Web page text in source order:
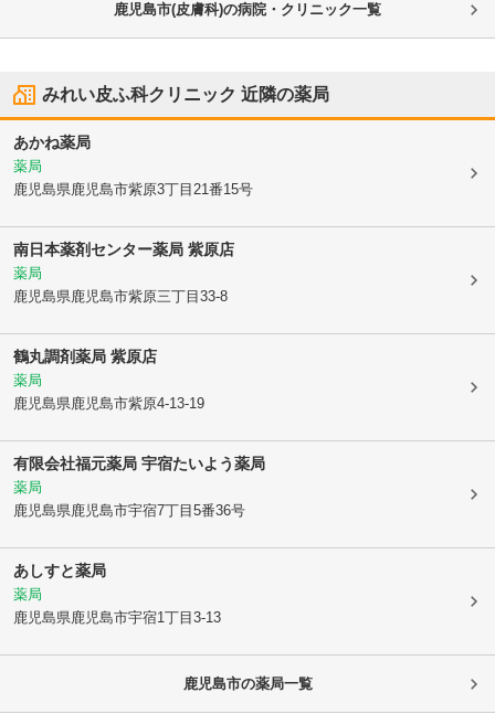
鹿児島市(皮膚科)の病院・クリニック一覧
みれい皮ふ科クリニック 近隣の薬局
あかね薬局
薬局
鹿児島県鹿児島市紫原3丁目21番15号
南日本薬剤センター薬局 紫原店
薬局
鹿児島県鹿児島市紫原三丁目33-8
鶴丸調剤薬局 紫原店
薬局
鹿児島県鹿児島市紫原4-13-19
有限会社福元薬局 宇宿たいよう薬局
薬局
鹿児島県鹿児島市宇宿7丁目5番36号
あしすと薬局
薬局
鹿児島県鹿児島市宇宿1丁目3-13
鹿児島市の薬局一覧